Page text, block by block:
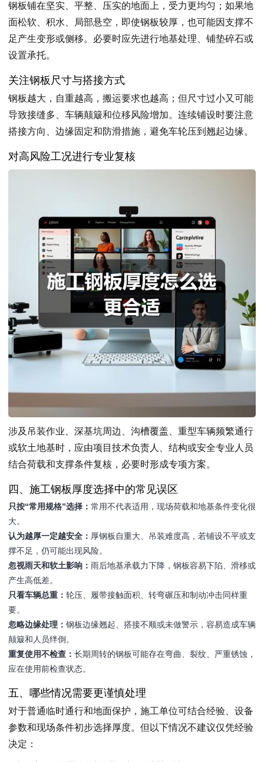
钢板铺在坚实、平整、压实的地面上，受力更均匀；如果地
面松软、积水、局部悬空，即使钢板较厚，也可能因支撑不
足产生变形或侧移。必要时应先进行地基处理、铺垫碎石或
设置承托。
关注钢板尺寸与搭接方式
钢板越大，自重越高，搬运要求也越高；但尺寸过小又可能
导致接缝多、车辆颠簸和位移风险增加。连续铺设时要注意
搭接方向、边缘固定和防滑措施，避免车轮压到翘起边缘。
对高风险工况进行专业复核
涉及吊装作业、深基坑周边、沟槽覆盖、重型车辆频繁通行
或软土地基时，应由项目技术负责人、结构或安全专业人员
结合荷载和支撑条件复核，必要时形成专项方案。
四、施工钢板厚度选择中的常见误区
只按“常用规格”选择： 常用不代表适用，现场荷载和地基条件变化很
大。
认为越厚一定越安全： 厚钢板自重大、吊装难度高，若铺设不平或支
撑不足，仍可能出现风险。
忽视雨天和软土影响： 雨后地基承载力下降，钢板容易下陷、滑移或
产生高低差。
只看车辆总重： 轮压、履带接触面积、转弯碾压和制动冲击同样重
要。
忽略边缘处理： 钢板边缘翘起、搭接不顺或未做警示，容易造成车辆
颠簸和人员绊倒。
重复使用不检查： 长期周转的钢板可能存在弯曲、裂纹、严重锈蚀，
应在使用前检查状态。
五、哪些情况需要更谨慎处理
对于普通临时通行和地面保护，施工单位可结合经验、设备
参数和现场条件初步选择厚度。但以下情况不建议仅凭经验
决定：